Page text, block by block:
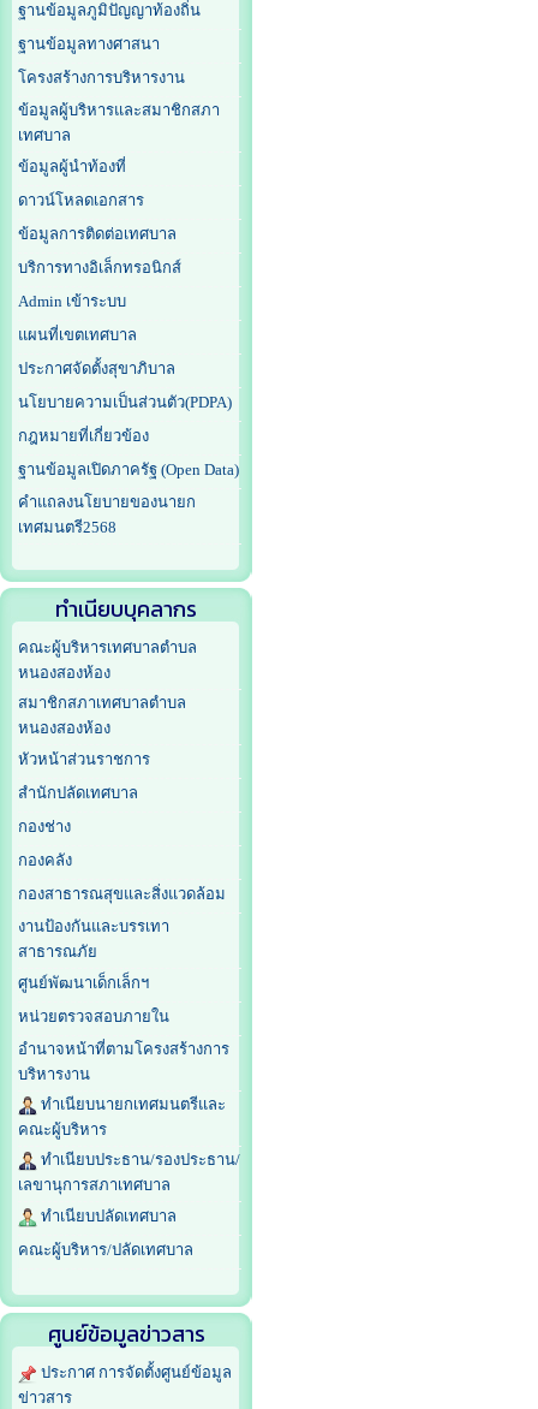
ฐานข้อมูลภูมิปัญญาท้องถิ่น
ฐานข้อมูลทางศาสนา
โครงสร้างการบริหารงาน
ข้อมูลผู้บริหารและสมาชิกสภา
เทศบาล
ข้อมูลผู้นำท้องที่
ดาวน์โหลดเอกสาร
ข้อมูลการติดต่อเทศบาล
บริการทางอิเล็กทรอนิกส์
Admin เข้าระบบ
แผนที่เขตเทศบาล
ประกาศจัดตั้งสุขาภิบาล
นโยบายความเป็นส่วนตัว(PDPA)
กฎหมายที่เกี่ยวข้อง
ฐานข้อมูลเปิดภาครัฐ (Open Data)
คำแถลงนโยบายของนายก
เทศมนตรี2568
ทำเนียบบุคลากร
คณะผู้บริหารเทศบาลตำบล
หนองสองห้อง
สมาชิกสภาเทศบาลตำบล
หนองสองห้อง
หัวหน้าส่วนราชการ
สำนักปลัดเทศบาล
กองช่าง
กองคลัง
กองสาธารณสุขและสิ่งแวดล้อม
งานป้องกันและบรรเทา
สาธารณภัย
ศูนย์พัฒนาเด็กเล็กฯ
หน่วยตรวจสอบภายใน
อำนาจหน้าที่ตามโครงสร้างการ
บริหารงาน
ทำเนียบนายกเทศมนตรีและ
คณะผู้บริหาร
ทำเนียบประธาน/รองประธาน/
เลขานุการสภาเทศบาล
ทำเนียบปลัดเทศบาล
คณะผู้บริหาร/ปลัดเทศบาล
ศูนย์ข้อมูลข่าวสาร
ประกาศ การจัดตั้งศูนย์ข้อมูล
ข่าวสาร